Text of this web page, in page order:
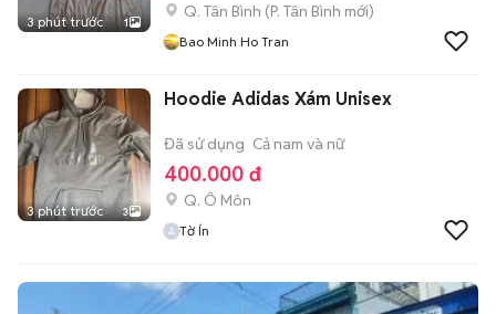
3 phút trước 1
Q. Tân Bình (P. Tân Bình mới)
Bao Minh Ho Tran
3 phút trước 3
Hoodie Adidas Xám Unisex
Đã sử dụng Cả nam và nữ
400.000 đ
Q. Ô Môn
Tờ Ín